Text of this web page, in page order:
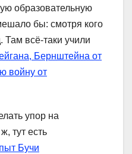
образовательную
бы: смотря кого
Там всё-таки учили
Бернштейна от
войну от
упор на
тут есть
Бучи